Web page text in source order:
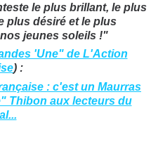
le plus brillant, le plus
plus désiré et le plus
jeunes soleils !"
'Une" de L'Action
) :
: c'est un Maurras
Thibon aux lecteurs du